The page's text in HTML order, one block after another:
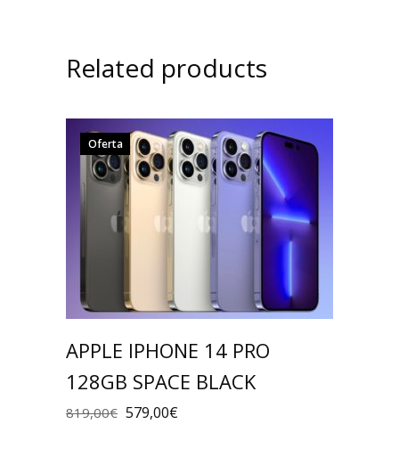
Related products
Oferta
APPLE IPHONE 14 PRO
128GB SPACE BLACK
819,00€ 579,00€